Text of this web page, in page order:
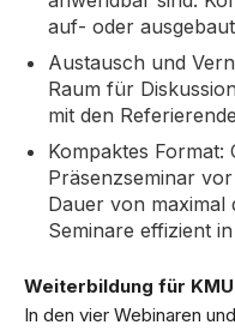
auf- oder
Austausch und
Raum für
mit den
Kompaktes Format:
Präsenzseminar
Dauer von maximal
Seminare effizient
Weiterbildung für KMU
In den vier Webinaren